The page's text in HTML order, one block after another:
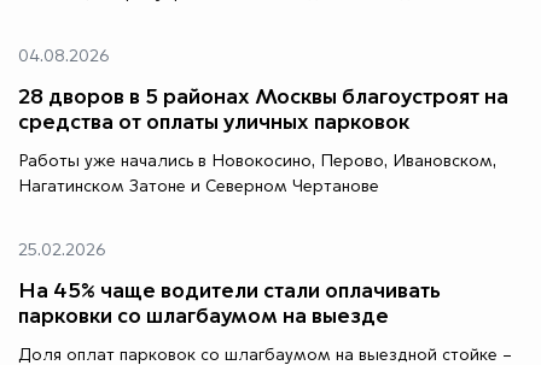
04.08.2026
28 дворов в 5 районах Москвы благоустроят на
средства от оплаты уличных парковок
Работы уже начались в Новокосино, Перово, Ивановском,
Нагатинском Затоне и Северном Чертанове
25.02.2026
На 45% чаще водители стали оплачивать
парковки со шлагбаумом на выезде
Доля оплат парковок со шлагбаумом на выездной стойке –